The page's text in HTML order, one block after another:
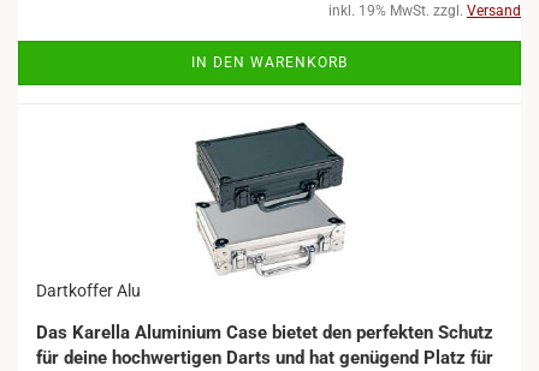
inkl. 19% MwSt. zzgl. Versand
IN DEN WARENKORB
Dartkoffer Alu
Das Karella Aluminium Case bietet den perfekten Schutz
für deine hochwertigen Darts und hat genügend Platz für